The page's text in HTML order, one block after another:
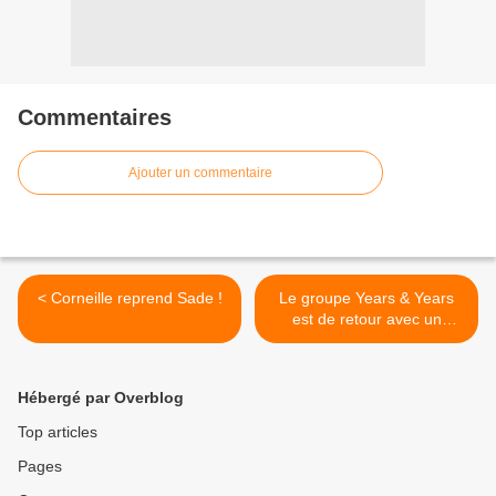
Commentaires
Ajouter un commentaire
< Corneille reprend Sade !
Le groupe Years & Years
est de retour avec un
nouveau titre ! >
Hébergé par Overblog
Top articles
Pages